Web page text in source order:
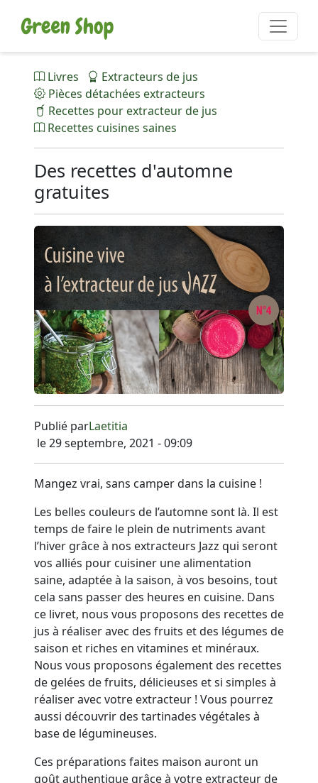
Livres
Extracteurs de jus
Pièces détachées extracteurs
Recettes pour extracteur de jus
Recettes cuisines saines
Des recettes d'automne
gratuites
Publié parLaetitia
le 29 septembre, 2021 - 09:09
Mangez vrai, sans camper dans la cuisine !
Les belles couleurs de l’automne sont là. Il est
temps de faire le plein de nutriments avant
l’hiver grâce à nos extracteurs Jazz qui seront
vos alliés pour cuisiner une alimentation
saine, adaptée à la saison, à vos besoins, tout
cela sans passer des heures en cuisine. Dans
ce livret, nous vous proposons des recettes de
jus à réaliser avec des fruits et des légumes de
saison et riches en vitamines et minéraux.
Nous vous proposons également des recettes
de gelées de fruits, délicieuses et si simples à
réaliser avec votre extracteur ! Vous pourrez
aussi découvrir des tartinades végétales à
base de légumineuses.
Ces préparations faites maison auront un
goût authentique grâce à votre extracteur de